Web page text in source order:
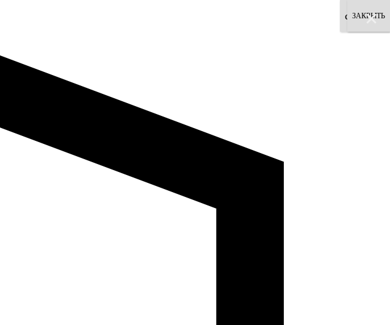
×
×
×
×
согласен
×
×
ЗАКРЫТЬ
×
×